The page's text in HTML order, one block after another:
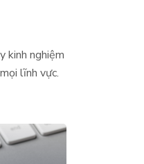
kinh nghiệm
lĩnh vực.